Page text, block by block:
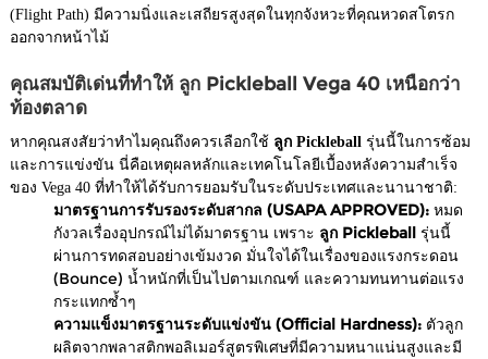
(Flight Path) มีความนิ่งและเสถียรสูงสุดในทุกจังหวะที่คุณหวดสโตรก
ออกจากหน้าไม้
คุณสมบัติเด่นที่ทำให้ ลูก Pickleball Vega 40 เหนือกว่า
ท้องตลาด
หากคุณสงสัยว่าทำไมคุณถึงควรเลือกใช้ ลูก Pickleball รุ่นนี้ในการซ้อม
และการแข่งขัน นี่คือเหตุผลหลักและเทคโนโลยีเบื้องหลังความสำเร็จ
ของ Vega 40 ที่ทำให้ได้รับการยอมรับในระดับประเทศและนานาชาติ:
มาตรฐานการรับรองระดับสากล (USAPA APPROVED): หมด
กังวลเรื่องอุปกรณ์ไม่ได้มาตรฐาน เพราะ ลูก Pickleball รุ่นนี้
ผ่านการทดสอบอย่างเข้มงวด มั่นใจได้ในเรื่องของแรงกระดอน
(Bounce) น้ำหนักที่เป็นไปตามเกณฑ์ และความทนทานต่อแรง
กระแทกซ้ำๆ
ความแข็งมาตรฐานระดับแข่งขัน (Official Hardness): ตัวลูก
ผลิตจากพลาสติกพอลิเมอร์สูตรพิเศษที่มีความหนาแน่นสูงและมี